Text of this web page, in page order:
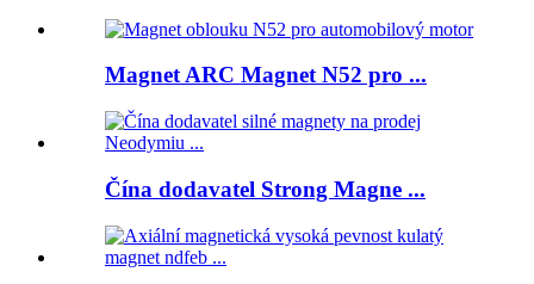
Magnet ARC Magnet N52 pro ...
Čína dodavatel Strong Magne ...